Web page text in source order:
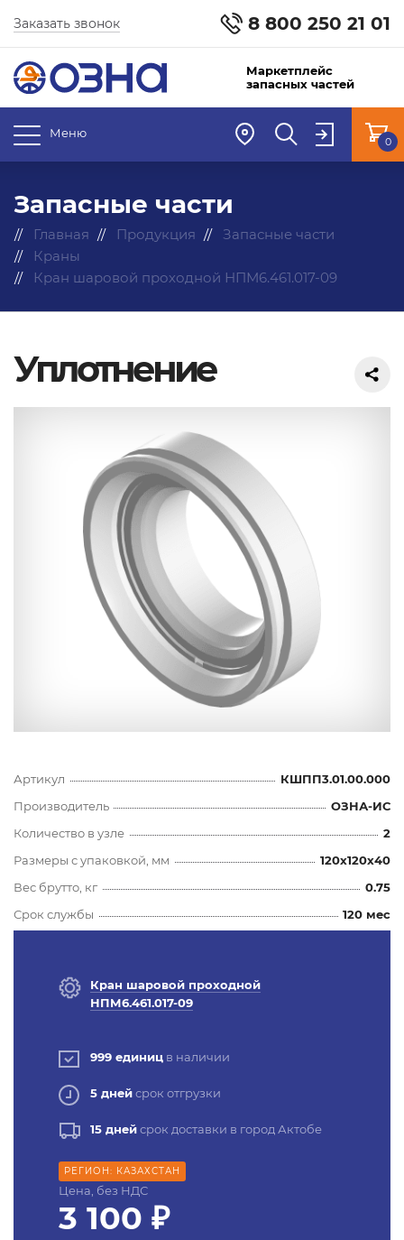
8 800 250 21 01
Заказать звонок
Маркетплейс
запасных частей
Меню
0
Запасные части
Главная Продукция
Запасные части
Краны
Кран шаровой проходной НПМ6.461.017-09
Уплотнение
Артикул
КШПП3.01.00.000
Производитель
ОЗНА-ИС
Количество в узле
2
Размеры с упаковкой, мм
120x120x40
Вес брутто, кг
0.75
Срок службы
120 мес
Кран шаровой проходной
НПМ6.461.017-09
999 единиц в наличии
5 днейсрок отгрузки
15 днейсрок доставки в город Актобе
РЕГИОН: КАЗАХСТАН
Цена, без НДС
3 100 ₽